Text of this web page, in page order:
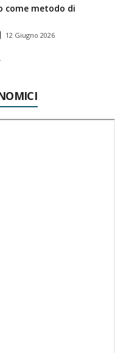
come metodo di
12 Giugno 2026